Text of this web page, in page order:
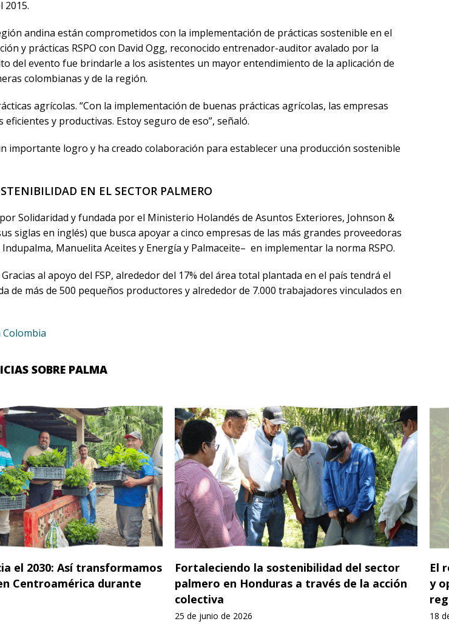
2015.
andina están comprometidos con la implementación de prácticas sostenible en el
y prácticas RSPO con David Ogg, reconocido entrenador-auditor avalado por la
del evento fue brindarle a los asistentes un mayor entendimiento de la aplicación de
colombianas y de la región.
agrícolas. “Con la implementación de buenas prácticas agrícolas, las empresas
y productivas. Estoy seguro de eso”, señaló.
importante logro y ha creado colaboración para establecer una producción sostenible
EN EL SECTOR PALMERO
Solidaridad y fundada por el Ministerio Holandés de Asuntos Exteriores, Johnson &
siglas en inglés) que busca apoyar a cinco empresas de las más grandes proveedoras
Manuelita Aceites y Energía y Palmaceite– en implementar la norma RSPO.
al apoyo del FSP, alrededor del 17% del área total plantada en el país tendrá el
de más de 500 pequeños productores y alrededor de 7.000 trabajadores vinculados en
Colombia
SOBRE PALMA
el 2030: Así transformamos
Centroamérica durante
Fortaleciendo la sostenibilidad del sector
palmero en Honduras a través de la acción
colectiva
25 de junio de 2026
El
y
18